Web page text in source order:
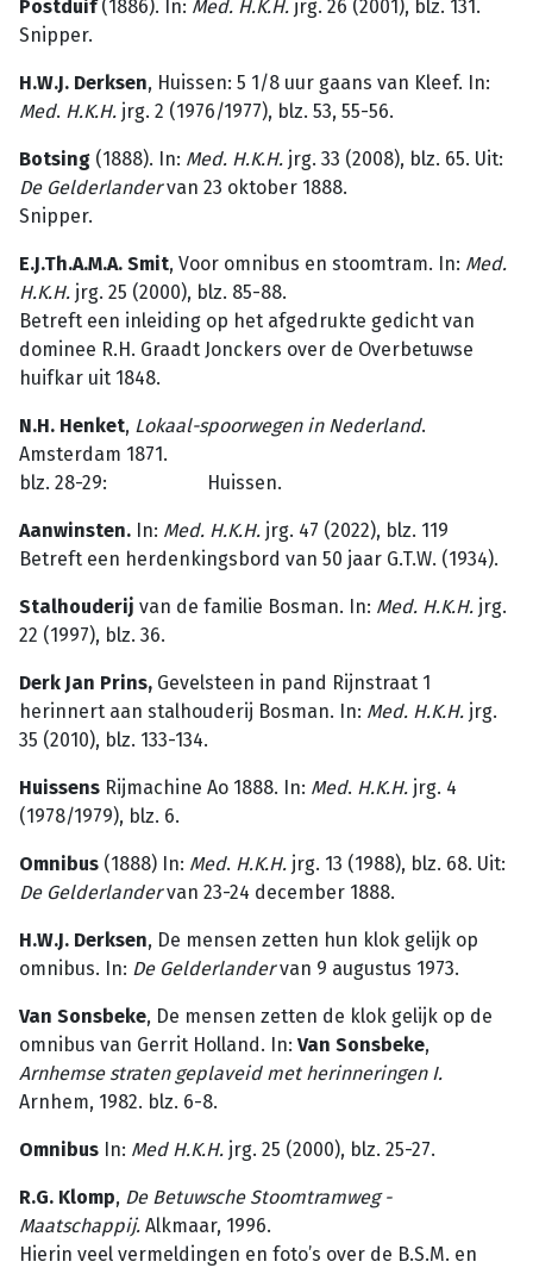
Postduif(1886). In: Med. H.K.H. jrg. 26 (2001), blz. 131.
Snipper.
H.W.J. Derksen, Huissen: 5 1/8 uur gaans van Kleef. In:
Med. H.K.H. jrg. 2 (1976/1977), blz. 53, 55-56.
Botsing (1888). In: Med. H.K.H. jrg. 33 (2008), blz. 65. Uit:
De Gelderlandervan 23 oktober 1888.
Snipper.
E.J.Th.A.M.A. Smit, Voor omnibus en stoomtram. In: Med.
H.K.H. jrg. 25 (2000), blz. 85-88.
Betreft een inleiding op het afgedrukte gedicht van
dominee R.H. Graadt Jonckers over de Overbetuwse
huifkar uit 1848.
N.H. Henket, Lokaal-spoorwegen in Nederland.
Amsterdam 1871.
blz. 28-29: Huissen.
Aanwinsten. In: Med. H.K.H. jrg. 47 (2022), blz. 119
Betreft een herdenkingsbord van 50 jaar G.T.W. (1934).
Stalhouderij van de familie Bosman. In: Med. H.K.H. jrg.
22 (1997), blz. 36.
Derk Jan Prins, Gevelsteen in pand Rijnstraat 1
herinnert aan stalhouderij Bosman. In: Med. H.K.H. jrg.
35 (2010), blz. 133-134.
Huissens Rijmachine Ao 1888. In: Med. H.K.H. jrg. 4
(1978/1979), blz. 6.
Omnibus (1888) In: Med. H.K.H. jrg. 13 (1988), blz. 68. Uit:
De Gelderlandervan 23-24 december 1888.
H.W.J. Derksen, De mensen zetten hun klok gelijk op
omnibus. In: De Gelderlandervan 9 augustus 1973.
Van Sonsbeke, De mensen zetten de klok gelijk op de
omnibus van Gerrit Holland. In: Van Sonsbeke,
Arnhemse straten geplaveid met herinneringen I.
Arnhem, 1982. blz. 6-8.
Omnibus In: Med H.K.H. jrg. 25 (2000), blz. 25-27.
R.G. Klomp, De Betuwsche Stoomtramweg -
Maatschappij. Alkmaar, 1996.
Hierin veel vermeldingen en foto’s over de B.S.M. en